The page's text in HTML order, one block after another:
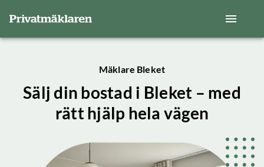
Mäklare Bleket
Sälj din bostad i Bleket – med
rätt hjälp hela vägen